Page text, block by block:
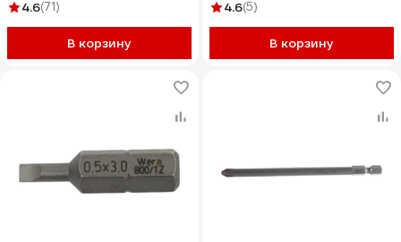
4.6(71)
В корзину
4.6(5)
В корзину